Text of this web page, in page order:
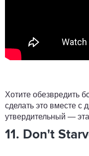
Хотите обезвредить
сделать это вместе с
утвердительный —
11. Don't